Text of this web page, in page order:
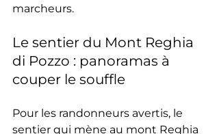
marcheurs.
Le sentier du Mont Reghia
di Pozzo : panoramas à
couper le souffle
Pour les randonneurs avertis, le
sentier qui mène au mont Reghia